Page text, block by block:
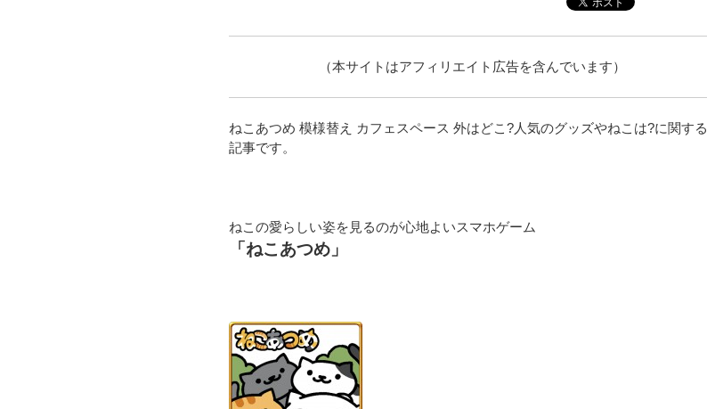
（本サイトはアフィリエイト広告を含んでいます）
ねこあつめ 模様替え カフェスペース 外はどこ?人気のグッズやねこは?に関する
記事です。
ねこの愛らしい姿を見るのが心地よいスマホゲーム
「ねこあつめ」